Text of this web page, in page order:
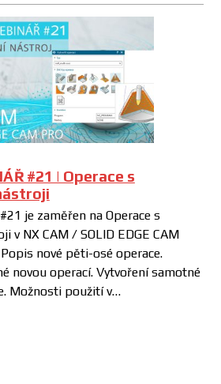
#21 | Operace s
je zaměřen na Operace s
v NX CAM / SOLID EDGE CAM
nové pěti-osé operace.
novou operací. Vytvoření samotné
Možnosti použití v…